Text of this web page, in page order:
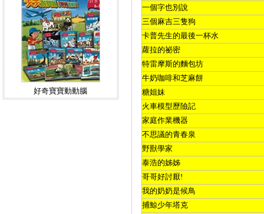
好奇寶寶動動腦
一個字也別說
三個麻吉三隻狗
卡普先生的最後一杯水
蘿拉的祕密
特雷摩斯的麵包坊
牛奶咖啡和芝麻餅
糖姐妹
火車模型歷險記
家庭作業機器
不思議的青春泉
野獸學家
泰浩的姊姊
哥哥好討厭!
我的奶奶是候鳥
捕鯨少年塔克